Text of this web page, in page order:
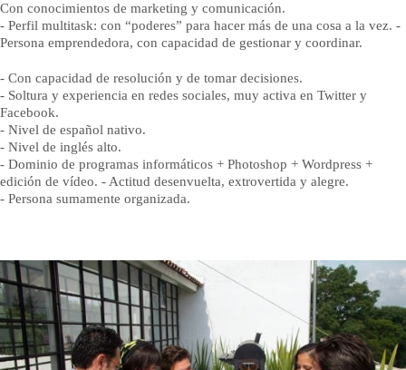
Con conocimientos de marketing y comunicación.
- Perfil multitask: con “poderes” para hacer más de una cosa a la vez. -
Persona emprendedora, con capacidad de gestionar y coordinar.
- Con capacidad de resolución y de tomar decisiones.
- Soltura y experiencia en redes sociales, muy activa en Twitter y
Facebook.
- Nivel de español nativo.
- Nivel de inglés alto.
- Dominio de programas informáticos + Photoshop + Wordpress +
edición de vídeo. - Actitud desenvuelta, extrovertida y alegre.
- Persona sumamente organizada.